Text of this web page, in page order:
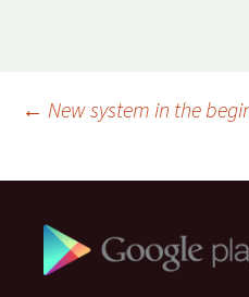
← New system in the